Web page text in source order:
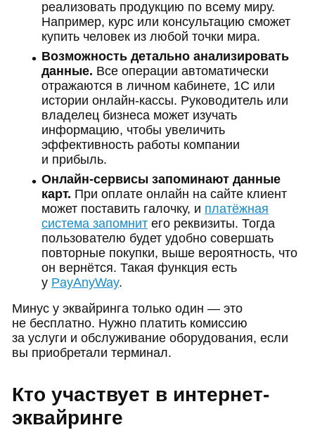
реализовать продукцию по всему миру.
Например, курс или консультацию сможет
купить человек из любой точки мира.
Возможность детально анализировать
данные. Все операции автоматически
отражаются в личном кабинете, 1C или
истории онлайн-кассы. Руководитель или
владелец бизнеса может изучать
информацию, чтобы увеличить
эффективность работы компании
и прибыль.
Онлайн-сервисы запоминают данные
карт. При оплате онлайн на сайте клиент
может поставить галочку, и платёжная
система запомнит его реквизиты. Тогда
пользователю будет удобно совершать
повторные покупки, выше вероятность, что
он вернётся. Такая функция есть
у PayAnyWay.
Минус у эквайринга только один — это
не бесплатно. Нужно платить комиссию
за услуги и обслуживание оборудования, если
вы приобретали терминал.
Кто участвует в интернет-
эквайринге